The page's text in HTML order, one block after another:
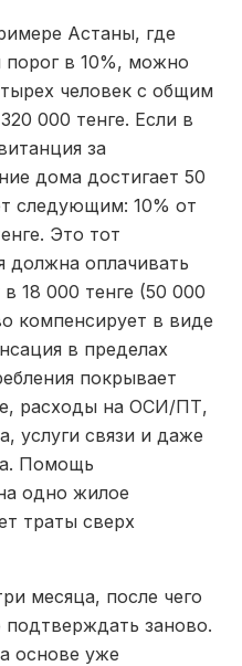
Астаны, где
порог в 10%, можно
человек с общим
000 тенге. Если в
за
дома достигает 50
следующим: 10% от
Это тот
должна оплачивать
18 000 тенге (50 000
компенсирует в виде
в пределах
покрывает
расходы на ОСИ/ПТ,
услуги связи и даже
Помощь
одно жилое
траты сверх
месяца, после чего
заново.
основе уже